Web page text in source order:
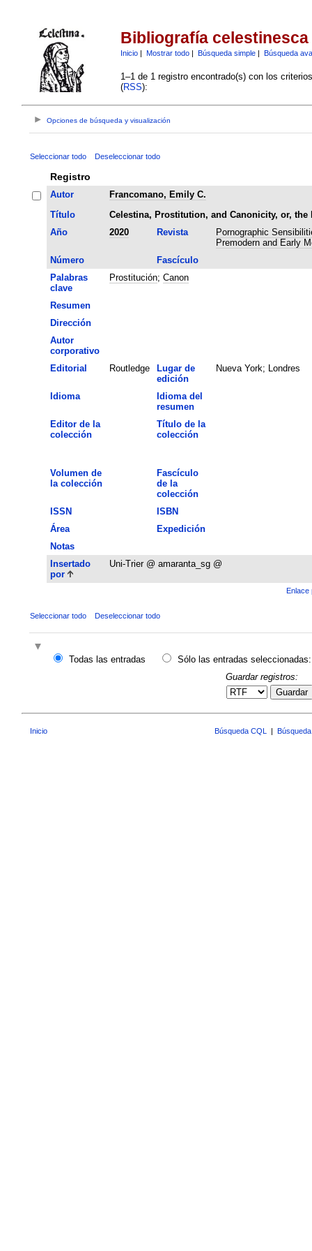
Bibliografía celestinesca
Inicio| Mostrar todo| Búsqueda simple| Búsqueda
1–1 de 1 registro encontrado(s) con los
(RSS):
Opciones de búsqueda y visualización
Seleccionar todo Deseleccionar todo
Registro
Autor
Francomano, Emily C.
Título
Celestina, Prostitution, and Canonicity, or, the
Año
2020 Revista
Pornographic
Premodern and Early
Número
Fascículo
Palabras
clave
Prostitución; Canon
Resumen
Dirección
Autor
corporativo
Editorial
Routledge
Lugar de
edición
Nueva York; Londres
Idioma
Idioma del
resumen
Editor de la
colección
Título de la
colección
Volumen de
la colección
Fascículo
de la
colección
ISSN
ISBN
Área
Expedición
Notas
Insertado
por
Uni-Trier @ amaranta_sg @
Enlace
Seleccionar todo Deseleccionar todo
Todas las entradas
Sólo las entradas seleccionadas:
Guardar registros:
Guardar
Inicio Búsqueda CQL